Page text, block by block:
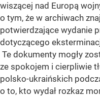
wiszącej nad Europą
o tym, że w archiwach
potwierdzające wydanie
dotyczącego
Te dokumenty mogły
ze spokojem i cierpliwie
polsko-ukraińskich
o to, kto wydał rozkaz